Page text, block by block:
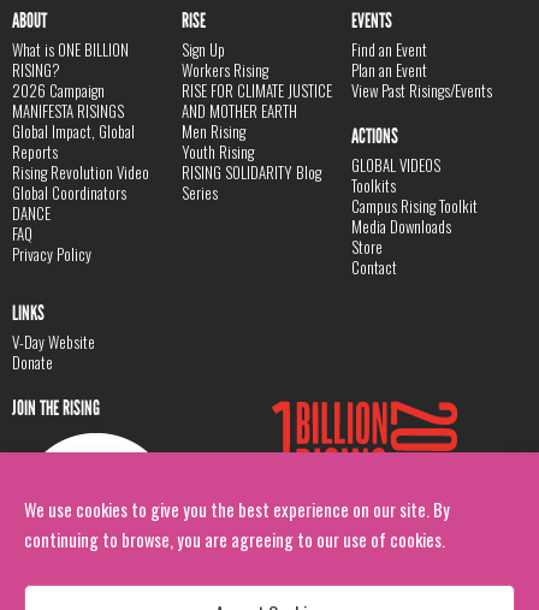
We use cookies to give you the best experience on our site. By
continuing to browse, you are agreeing to our use of cookies.
ABOUT
What is ONE BILLION
RISING?
2026 Campaign
MANIFESTA RISINGS
Global Impact, Global
Reports
Rising Revolution Video
Global Coordinators
DANCE
FAQ
Privacy Policy
RISE
Sign Up
Workers Rising
RISE FOR CLIMATE JUSTICE
AND MOTHER EARTH
Men Rising
Youth Rising
RISING SOLIDARITY Blog
Series
EVENTS
Find an Event
Plan an Event
View Past Risings/Events
ACTIONS
GLOBAL VIDEOS
Toolkits
Campus Rising Toolkit
Media Downloads
Store
Contact
LINKS
V-Day Website
Donate
JOIN THE RISING